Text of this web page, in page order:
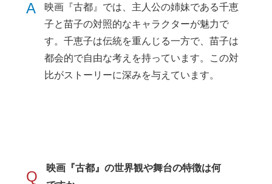
A
映画『古都』では、主人公の姉妹である千恵
子と苗子の対照的なキャラクターが魅力で
す。千恵子は伝統を重んじる一方で、苗子は
都会的で自由な考えを持っています。この対
比がストーリーに深みを与えています。
Q
映画『古都』の世界観や舞台の特徴は何